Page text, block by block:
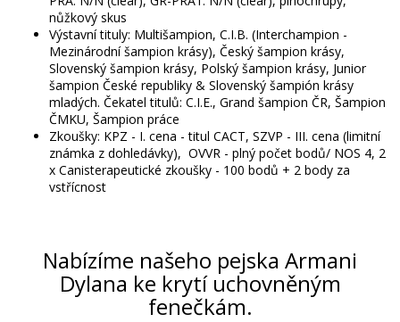
nůžkový skus
Výstavní tituly: Multišampion, C.I.B. (Interchampion -
Mezinárodní šampion krásy), Český šampion krásy,
Slovenský šampion krásy, Polský šampion krásy, Junior
šampion České republiky & Slovenský šampión krásy
mladých. Čekatel titulů: C.I.E., Grand šampion ČR, Šampion
ČMKU, Šampion práce
Zkoušky: KPZ - I. cena - titul CACT, SZVP - III. cena (limitní
známka z dohledávky),  OVVR - plný počet bodů/ NOS 4, 2
x Canisterapeutické zkoušky - 100 bodů + 2 body za
vstřícnost
Nabízíme našeho pejska Armani
Dylana ke krytí uchovněným
fenečkám.